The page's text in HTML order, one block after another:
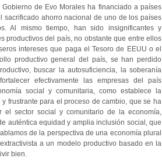
de Evo Morales ha financiado a países
ahorro nacional de uno de los países
Al mismo tiempo, han sido insignificantes y
productivos del país, no obstante que entre ellos
intereses que paga el Tesoro de EEUU o el
productivo general del país, se han perdido
buscar la autosuficiencia, la soberanía
efectivamente las empresas del país
social y comunitaria, como establece la
frustrante para el proceso de cambio, que se ha
el sector social y comunitario de la economía,
auténtica equidad y amplia inclusión social, que
de la perspectiva de una economía plural
a un modelo productivo basado en la
bien.